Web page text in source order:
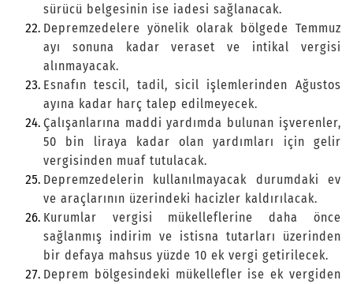
sürücü belgesinin ise iadesi sağlanacak.
Depremzedelere yönelik olarak bölgede Temmuz
ayı sonuna kadar veraset ve intikal vergisi
alınmayacak.
Esnafın tescil, tadil, sicil işlemlerinden Ağustos
ayına kadar harç talep edilmeyecek.
Çalışanlarına maddi yardımda bulunan işverenler,
50 bin liraya kadar olan yardımları için gelir
vergisinden muaf tutulacak.
Depremzedelerin kullanılmayacak durumdaki ev
ve araçlarının üzerindeki hacizler kaldırılacak.
Kurumlar vergisi mükelleflerine daha önce
sağlanmış indirim ve istisna tutarları üzerinden
bir defaya mahsus yüzde 10 ek vergi getirilecek.
Deprem bölgesindeki mükellefler ise ek vergiden